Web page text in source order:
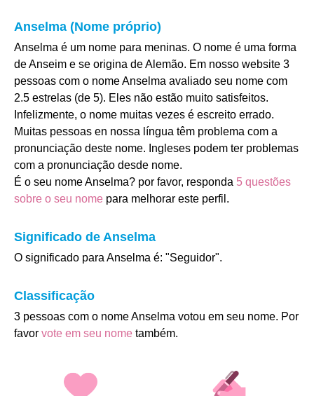
Anselma (Nome próprio)
Anselma é um nome para meninas. O nome é uma forma
de Anseim e se origina de Alemão. Em nosso website 3
pessoas com o nome Anselma avaliado seu nome com
2.5 estrelas (de 5). Eles não estão muito satisfeitos.
Infelizmente, o nome muitas vezes é escreito errado.
Muitas pessoas en nossa língua têm problema com a
pronunciação deste nome. Ingleses podem ter problemas
com a pronunciação desde nome.
É o seu nome Anselma? por favor, responda 5 questões
sobre o seu nome para melhorar este perfil.
Significado de Anselma
O significado para Anselma é: "Seguidor".
Classificação
3 pessoas com o nome Anselma votou em seu nome. Por
favor vote em seu nome também.